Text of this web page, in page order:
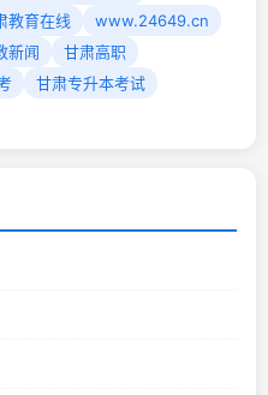
教育在线
www.24649.cn
新闻
甘肃高职
甘肃专升本考试